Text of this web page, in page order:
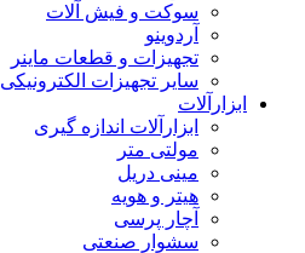
سوکت و فیش آلات
آردوینو
تجهیزات و قطعات ماینر
سایر تجهیزات الکترونیکی
ابزارآلات
ابزارآلات اندازه گیری
مولتی متر
مینی دریل
هیتر و هویه
آچار پرسی
سشوار صنعتی